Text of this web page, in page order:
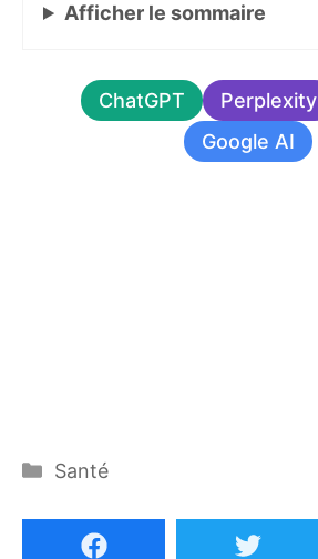
Afficher le sommaire
ChatGPT Perplexity
Google AI
Catégories
Santé